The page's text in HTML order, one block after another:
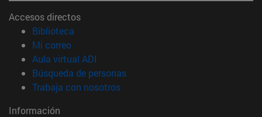
Accesos directos
Biblioteca
Mi correo(abre en nueva ventana)
Aula virtual ADI
Búsqueda de personas(abre en nueva ventana)
Trabaja con nosotros(abre en nueva ventana)
Información